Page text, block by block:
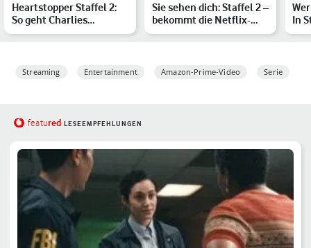
Heartstopper Staffel 2:
So geht Charlies
Geschichte bei Netflix
Sie sehen dich: Staffel 2 –
bekommt die Netflix-
Serie eine Fortse…
In
Streaming Entertainment Amazon-Prime-Video Serie
featured LESEEMPFEHLUNGEN